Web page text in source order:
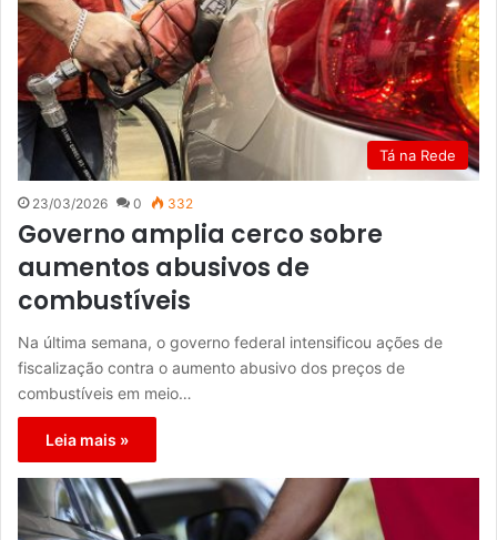
Tá na Rede
23/03/2026 0 332
Governo amplia cerco sobre
aumentos abusivos de
combustíveis
Na última semana, o governo federal intensificou ações de
fiscalização contra o aumento abusivo dos preços de
combustíveis em meio…
Leia mais »